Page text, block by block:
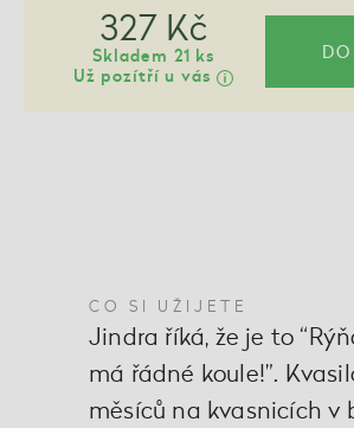
327 Kč
Skladem 21 ks
Už pozítří u vás
CO SI UŽIJETE
Jindra říká, že je to
má řádné koule!”.
měsíců na kvasnicích v